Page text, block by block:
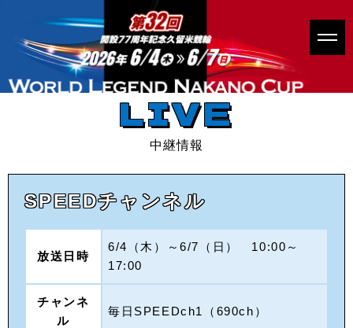
LIVE
中継情報
SPEEDチャンネル
放送日時
6/4（木）～6/7（日） 10:00～
17:00
チャンネ
ル
毎日SPEEDch1（690ch）